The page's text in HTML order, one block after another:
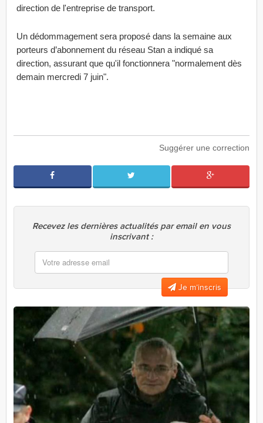
direction de l'entreprise de transport.
Un dédommagement sera proposé dans la semaine aux
porteurs d’abonnement du réseau Stan a indiqué sa
direction, assurant que qu'il fonctionnera "normalement dès
demain mercredi 7 juin".
Suggérer une correction
Recevez les dernières actualités par email en vous
inscrivant :
Je m’inscris